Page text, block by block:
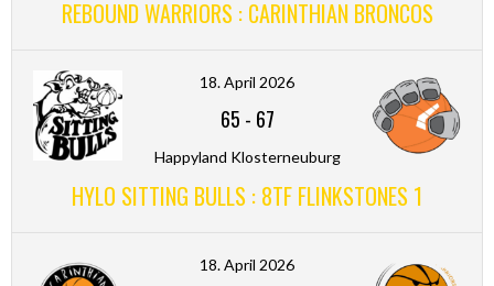
REBOUND WARRIORS : CARINTHIAN BRONCOS
18. April 2026
65 - 67
Happyland Klosterneuburg
HYLO SITTING BULLS : 8TF FLINKSTONES 1
18. April 2026